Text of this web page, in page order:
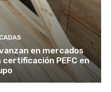
en mercados
PEFC en